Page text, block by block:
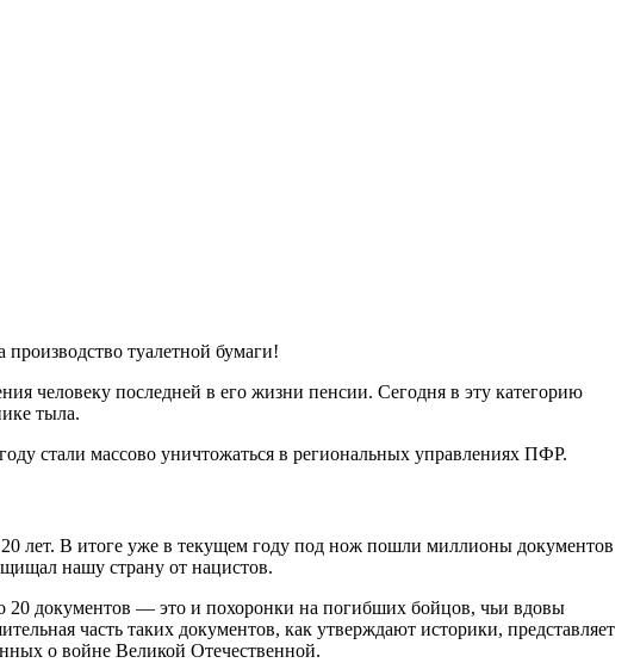
туалетной бумаги!
человеку последней в его жизни пенсии. Сегодня в эту категорию
тыла.
стали массово уничтожаться в региональных управлениях ПФР.
лет. В итоге уже в текущем году под нож пошли миллионы документов
нашу страну от нацистов.
20 документов — это и похоронки на погибших бойцов, чьи вдовы
часть таких документов, как утверждают историки, представляет
о войне Великой Отечественной.